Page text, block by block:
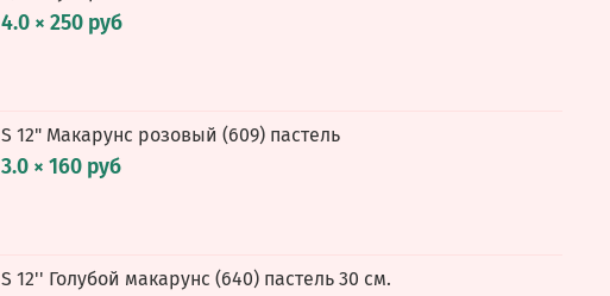
4.0 × 250 руб
S 12" Макарунс розовый (609) пастель
3.0 × 160 руб
S 12'' Голубой макарунс (640) пастель 30 см.